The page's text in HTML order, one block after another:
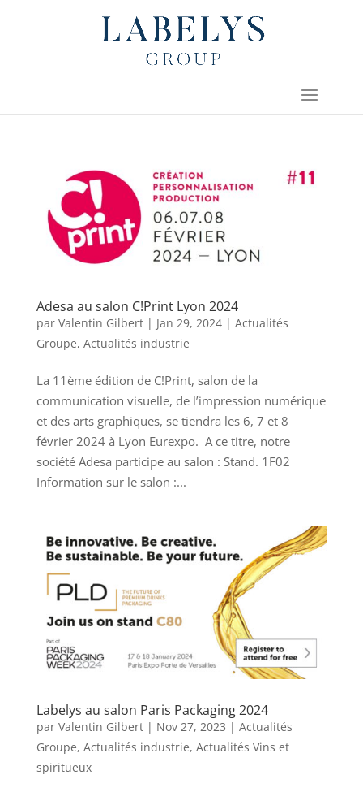
Adesa au salon C!Print Lyon 2024
par Valentin Gilbert| Jan 29, 2024| Actualités
Groupe, Actualités industrie
La 11ème édition de C!Print, salon de la
communication visuelle, de l’impression numérique
et des arts graphiques, se tiendra les 6, 7 et 8
février 2024 à Lyon Eurexpo. A ce titre, notre
société Adesa participe au salon : Stand. 1F02
Information sur le salon :...
Labelys au salon Paris Packaging 2024
par Valentin Gilbert| Nov 27, 2023 | Actualités
Groupe, Actualités industrie, Actualités Vins et
spiritueux